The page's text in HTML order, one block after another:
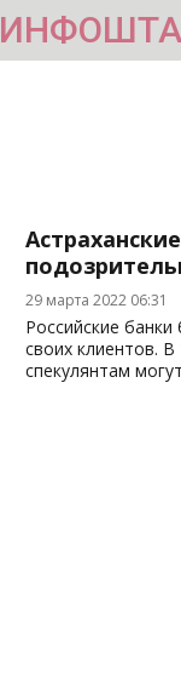
29 марта 2022 06:31
Российские
своих клиентов.
спекулянтам